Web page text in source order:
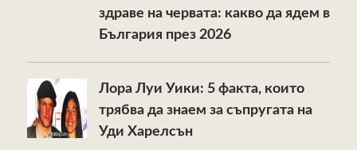
здраве на червата: какво да ядем в
България през 2026
Лора Луи Уики: 5 факта, които
трябва да знаем за съпругата на
Уди Харелсън